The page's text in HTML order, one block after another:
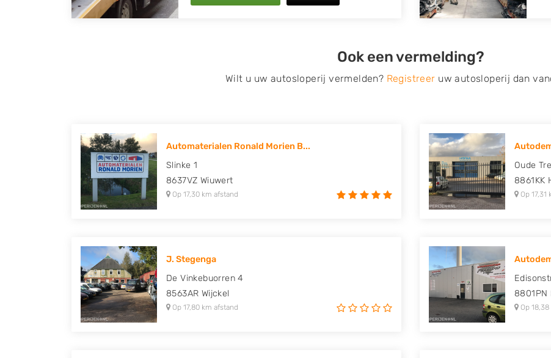
laten halen door de Sloopauto Ophaaldienst van Autosloperijen.nl. Wij
onderdelen offerte aanvragen? Dat kan via de Onderdelenlijn! Vul uw
kenteken in en druk op verzenden.
Honda, Hyundai, Kia, Mazda, Mercedes Benz, Mitsubishi, Nissan, Opel,
Peugeot, Porsche, Renault, Seat, Skoda, Suzuki, Tesla, Toyota,
Volkswagen en Volvo.
Ook een vermelding?
Wilt u uw autosloperij vermelden? Registreer uw autosloperij dan
Automaterialen Ronald Morien B...
Slinke 1
8637VZ Wiuwert
Op 17,30 km afstand
Oude
8861KK
Op
J. Stegenga
De Vinkebuorren 4
8563AR Wijckel
Op 17,80 km afstand
8801PN
Op